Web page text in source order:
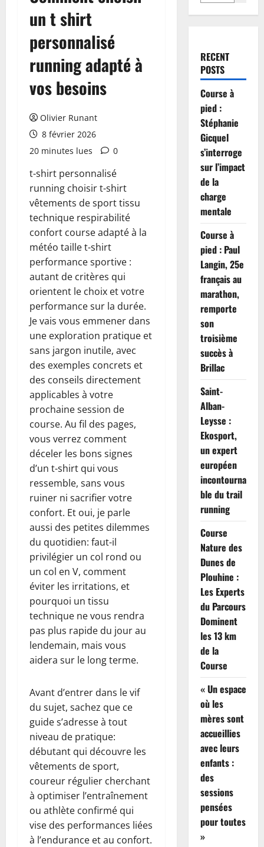
un t shirt
personnalisé
running adapté à
vos besoins
Olivier Runant
8 février 2026
20 minutes lues
0
t-shirt personnalisé
running choisir t-shirt
vêtements de sport tissu
technique respirabilité
confort course adapté à la
météo taille t-shirt
performance sportive :
autant de critères qui
orientent le choix et votre
performance sur la durée.
Je vais vous emmener dans
une exploration pratique et
sans jargon inutile, avec
des exemples concrets et
des conseils directement
applicables à votre
prochaine session de
course. Au fil des pages,
vous verrez comment
déceler les bons signes
d’un t-shirt qui vous
ressemble, sans vous
ruiner ni sacrifier votre
confort. Et oui, je parle
aussi des petites dilemmes
du quotidien: faut-il
privilégier un col rond ou
un col en V, comment
éviter les irritations, et
pourquoi un tissu
technique ne vous rendra
pas plus rapide du jour au
lendemain, mais vous
aidera sur le long terme.
Avant d’entrer dans le vif
du sujet, sachez que ce
guide s’adresse à tout
niveau de pratique:
débutant qui découvre les
vêtements de sport,
coureur régulier cherchant
à optimiser l’entraînement
ou athlète confirmé qui
vise des performances liées
à l’endurance et au confort.
RECENT
POSTS
Course à
pied :
Stéphanie
Gicquel
s’interroge
sur l’impact
de la
charge
mentale
Course à
pied : Paul
Langin, 25e
français au
marathon,
remporte
son
troisième
succès à
Brillac
Saint-
Alban-
Leysse :
Ekosport,
un expert
européen
incontourna
ble du trail
running
Course
Nature des
Dunes de
Plouhine :
Les Experts
du Parcours
Dominent
les 13 km
de la
Course
« Un espace
où les
mères sont
accueillies
avec leurs
enfants :
des
sessions
pensées
pour toutes
»